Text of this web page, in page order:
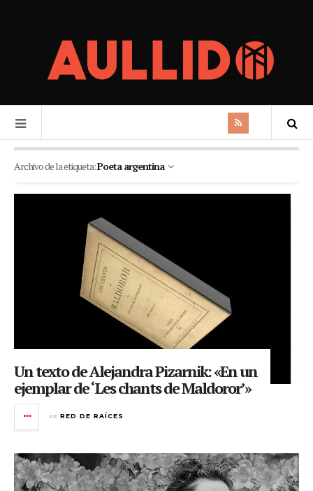
Archivo de la etiqueta:Poeta argentina
Un texto de Alejandra Pizarnik: «En un
ejemplar de ‘Les chants de Maldoror’»
en RED DE RAÍCES